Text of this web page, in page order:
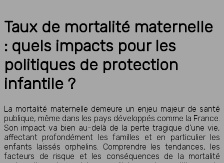
Taux de mortalité maternelle
: quels impacts pour les
politiques de protection
infantile ?
La mortalité maternelle demeure un enjeu majeur de santé
publique, même dans les pays développés comme la France.
Son impact va bien au-delà de la perte tragique d’une vie,
affectant profondément les familles et en particulier les
enfants laissés orphelins. Comprendre les tendances, les
facteurs de risque et les conséquences de la mortalité